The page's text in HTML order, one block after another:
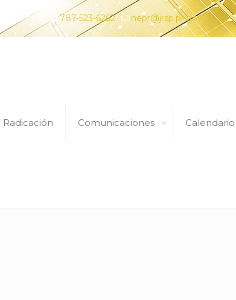
al 787-523-6262 nepr@jrsp.pr.gov
Radicación Comunicaciones Calendario